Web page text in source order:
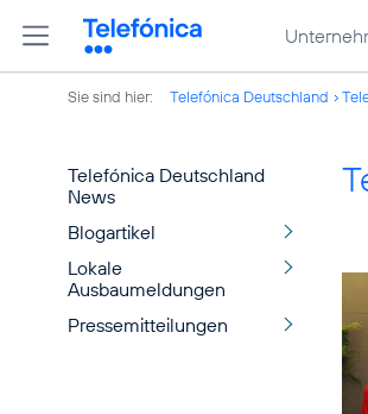
Sie sind hier: Telefónica Deutschland
Telefónica Deutschland
News
Blogartikel
Lokale
Ausbaumeldungen
Pressemitteilungen